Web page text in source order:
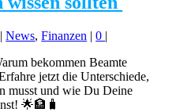
|News,Finanzen |0 |
bekommen Beamte
jetzt die Unterschiede,
musst und wie Du Deine
🌟🏦🧳